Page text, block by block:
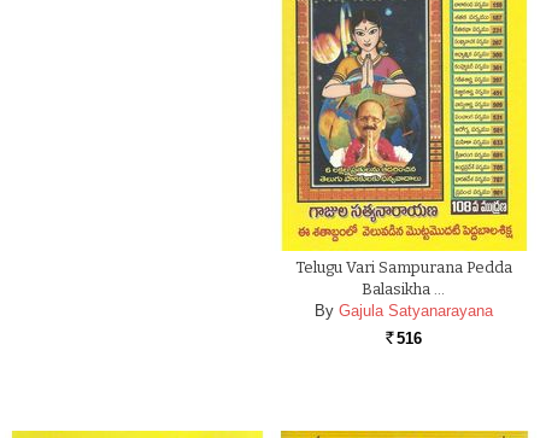
Telugu Vari Sampurana Pedda
Balasikha …
By Gajula Satyanarayana
Rs. 516